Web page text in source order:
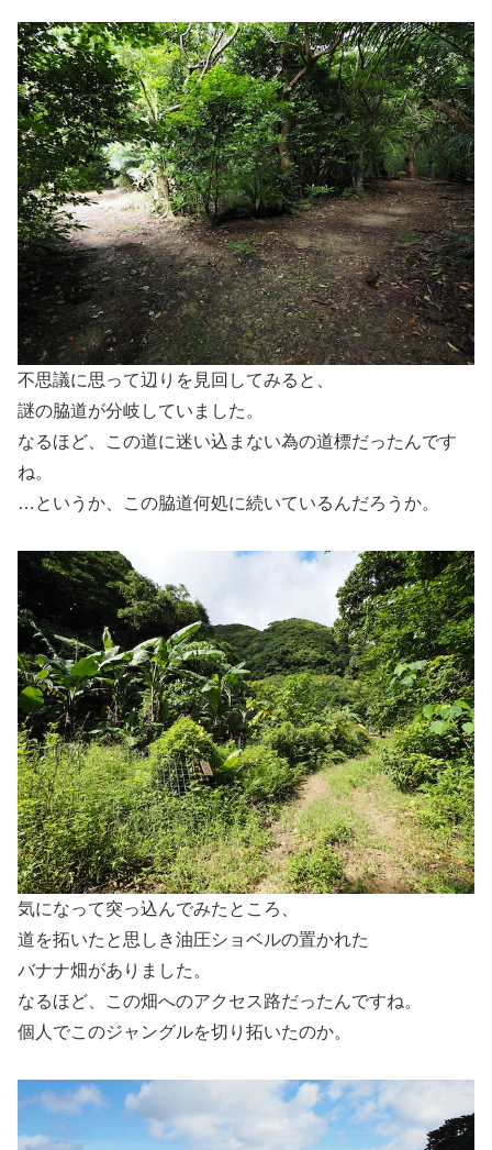
不思議に思って辺りを見回してみると、
謎の脇道が分岐していました。
なるほど、この道に迷い込まない為の道標だったんです
ね。
…というか、この脇道何処に続いているんだろうか。
気になって突っ込んでみたところ、
道を拓いたと思しき油圧ショベルの置かれた
バナナ畑がありました。
なるほど、この畑へのアクセス路だったんですね。
個人でこのジャングルを切り拓いたのか。